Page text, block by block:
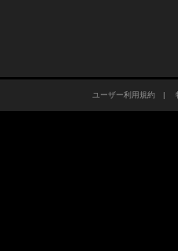
ユーザー利用規約|